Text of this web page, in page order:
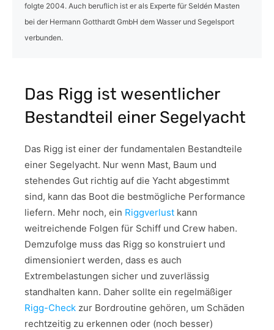
folgte 2004. Auch beruflich ist er als Experte für Seldén Masten
bei der Hermann Gotthardt GmbH dem Wasser und Segelsport
verbunden.
Das Rigg ist wesentlicher
Bestandteil einer Segelyacht
Das Rigg ist einer der fundamentalen Bestandteile
einer Segelyacht. Nur wenn Mast, Baum und
stehendes Gut richtig auf die Yacht abgestimmt
sind, kann das Boot die bestmögliche Performance
liefern. Mehr noch, ein Riggverlust kann
weitreichende Folgen für Schiff und Crew haben.
Demzufolge muss das Rigg so konstruiert und
dimensioniert werden, dass es auch
Extrembelastungen sicher und zuverlässig
standhalten kann. Daher sollte ein regelmäßiger
Rigg-Check zur Bordroutine gehören, um Schäden
rechtzeitig zu erkennen oder (noch besser)